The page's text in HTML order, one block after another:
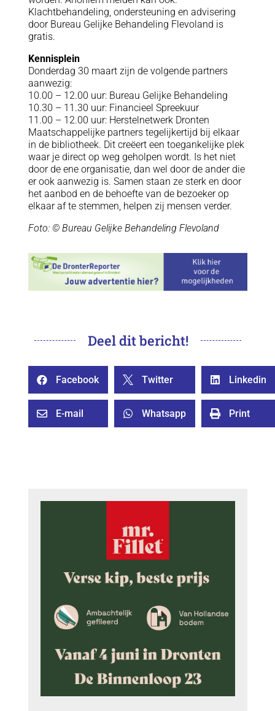
Klachtbehandeling, ondersteuning en advisering
door Bureau Gelijke Behandeling Flevoland is
gratis.
Kennisplein
Donderdag 30 maart zijn de volgende partners
aanwezig:
10.00 – 12.00 uur: Bureau Gelijke Behandeling
10.30 – 11.30 uur: Financieel Spreekuur
11.00 – 12.00 uur: Herstelnetwerk Dronten
Maatschappelijke partners tegelijkertijd bij elkaar
in de bibliotheek. Dit creëert een toegankelijke plek
waar je direct op weg geholpen wordt. Is het niet
door de ene organisatie, dan wel door de ander die
er ook aanwezig is. Samen staan ze sterk en door
het aanbod en de behoefte van de bezoeker op
elkaar af te stemmen, helpen zij mensen verder.
Foto: © Bureau Gelijke Behandeling Flevoland
Deel dit bericht!
 Facebook  Twitter  Linkedin
 E-mail  Whatsapp  Print